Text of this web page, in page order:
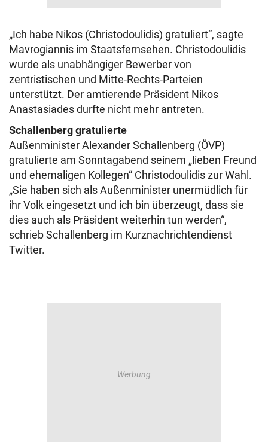
„Ich habe Nikos (Christodoulidis) gratuliert“, sagte
Mavrogiannis im Staatsfernsehen. Christodoulidis
wurde als unabhängiger Bewerber von
zentristischen und Mitte-Rechts-Parteien
unterstützt. Der amtierende Präsident Nikos
Anastasiades durfte nicht mehr antreten.
Schallenberg gratulierte
Außenminister Alexander Schallenberg (ÖVP)
gratulierte am Sonntagabend seinem „lieben Freund
und ehemaligen Kollegen“ Christodoulidis zur Wahl.
„Sie haben sich als Außenminister unermüdlich für
ihr Volk eingesetzt und ich bin überzeugt, dass sie
dies auch als Präsident weiterhin tun werden“,
schrieb Schallenberg im Kurznachrichtendienst
Twitter.